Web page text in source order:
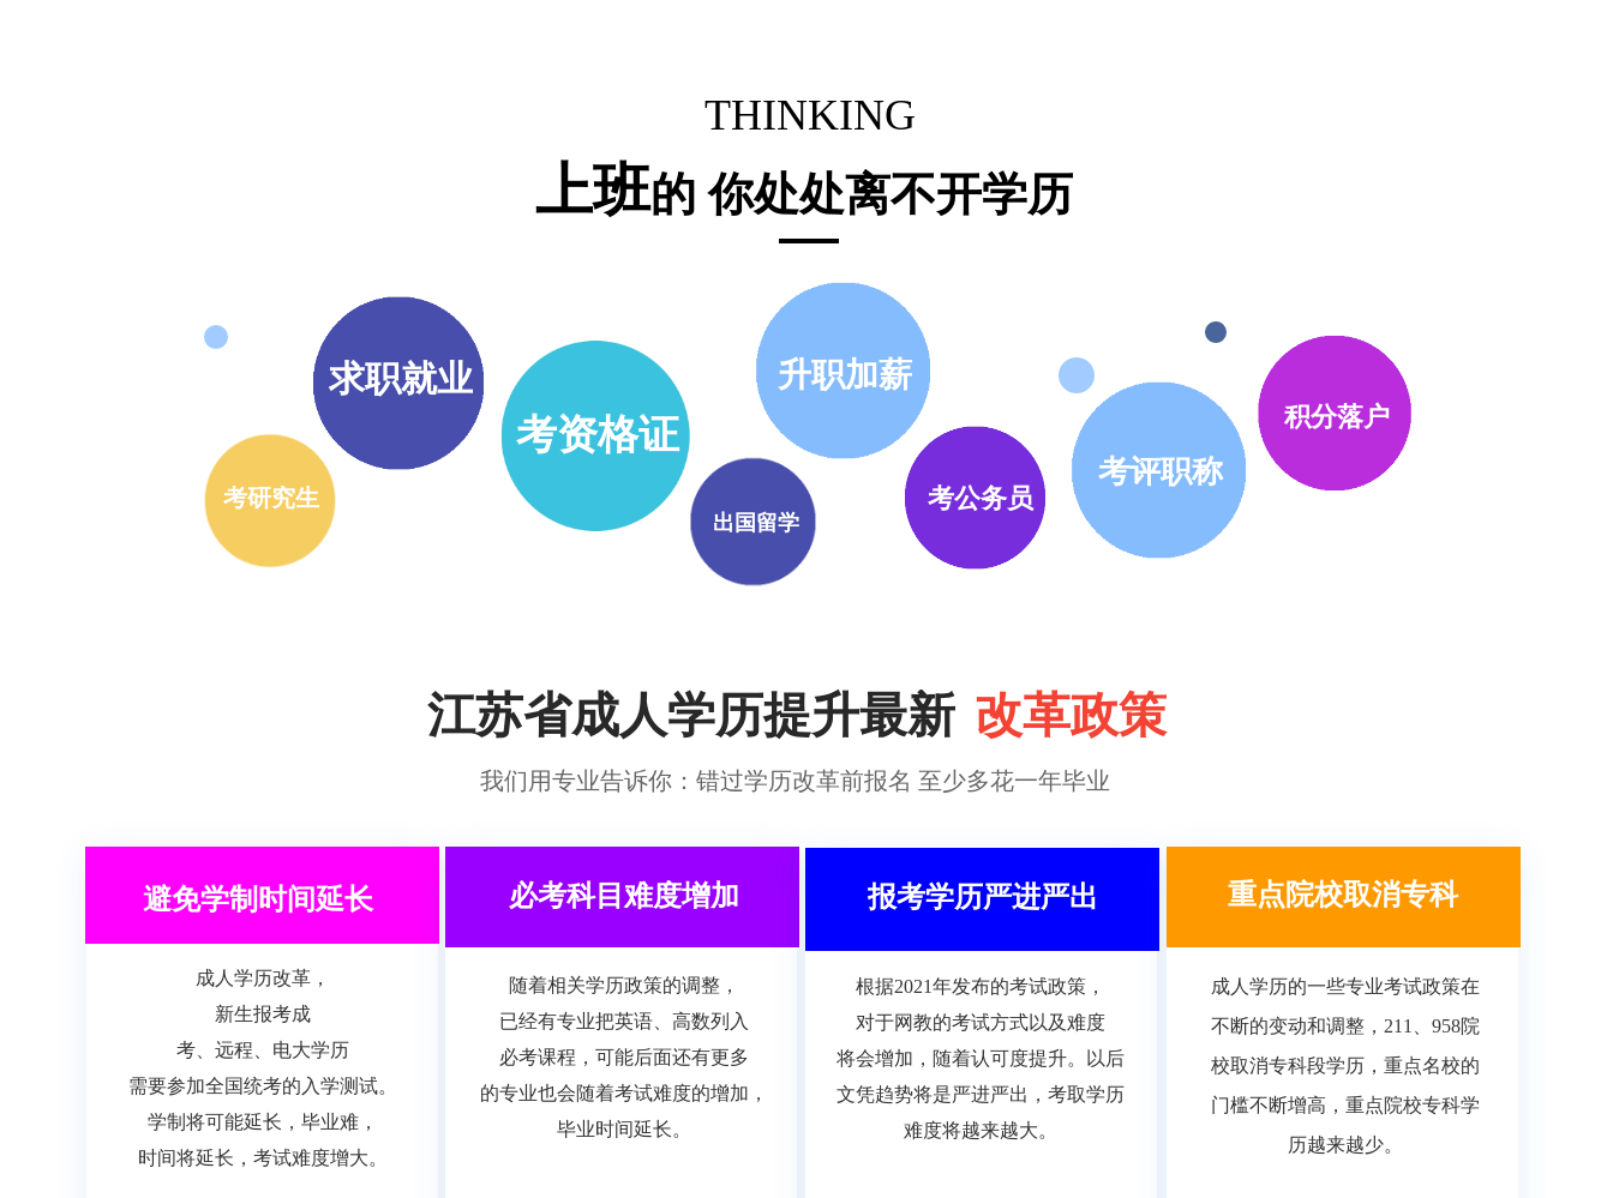
避免学制时间延长
成人学历改革，
新生报考成
考、远程、电大学历
需要参加全国统考的入学测试。
学制将可能延长，毕业难，
时间将延长，考试难度增大。
必考科目难度增加
随着相关学历政策的调整，
已经有专业把英语、高数列入
必考课程，可能后面还有更多
的专业也会随着考试难度的增加，
毕业时间延长。
报考学历严进严出
根据2021年发布的考试政策，
对于网教的考试方式以及难度
将会增加，随着认可度提升。以后
文凭趋势将是严进严出，考取学历
难度将越来越大。
我们用专业告诉你：错过学历改革前报名 至少多花一年毕业
重点院校取消专科
成人学历的一些专业考试政策在
不断的变动和调整，211、958院
校取消专科段学历，重点名校的
门槛不断增高，重点院校专科学
历越来越少。
江苏省成人学历提升最新 改革政策
考研究生
求职就业
考资格证
升职加薪
考公务员
考评职称
积分落户
出国留学
THINKING
上班的 你处处离不开学历